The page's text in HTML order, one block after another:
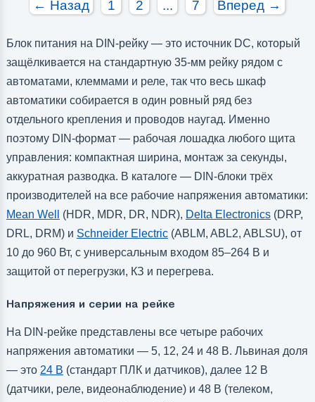
← Назад 1 2 ... 7 Вперед →
Блок питания на DIN-рейку — это источник DC, который
защёлкивается на стандартную 35-мм рейку рядом с
автоматами, клеммами и реле, так что весь шкаф
автоматики собирается в один ровный ряд без
отдельного крепления и проводов наугад. Именно
поэтому DIN-формат — рабочая лошадка любого щита
управления: компактная ширина, монтаж за секунды,
аккуратная разводка. В каталоге — DIN-блоки трёх
производителей на все рабочие напряжения автоматики:
Mean Well
(HDR, MDR, DR, NDR), Delta Electronics(DRP,
DRL, DRM) и Schneider Electric(ABLM, ABL2, ABLSU), от
10 до 960 Вт, с универсальным входом 85–264 В и
защитой от перегрузки, КЗ и перегрева.
Напряжения и серии на рейке
На DIN-рейке представлены все четыре рабочих
напряжения автоматики — 5, 12, 24 и 48 В. Львиная доля
— это 24 В (стандарт ПЛК и датчиков), далее 12 В
(датчики, реле, видеонаблюдение) и 48 В (телеком,